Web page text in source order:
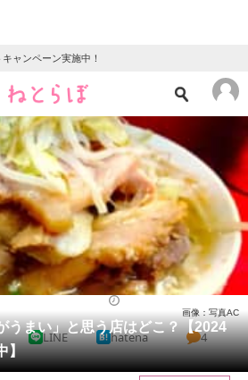
ャンペーン実施中！
ニュース
クイズ
地域
教育・育児
リサーチ
うまい」と思う店はどこ？【2024
】
画像：写真AC
LINE hatena 4